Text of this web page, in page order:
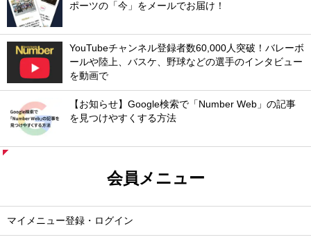
ポーツの「今」をメールでお届け！
YouTubeチャンネル登録者数60,000人突破！バレーボ
ールや陸上、バスケ、野球などの選手のインタビュー
を動画で
【お知らせ】Google検索で「Number Web」の記事
を見つけやすくする方法
会員メニュー
マイメニュー登録・ログイン